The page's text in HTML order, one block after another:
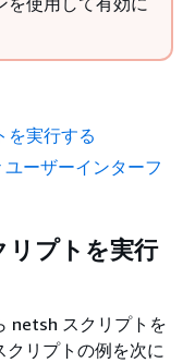
を実行する
ーザーインターフ
プトを実行
netsh スクリプトを
リプトの例を次に